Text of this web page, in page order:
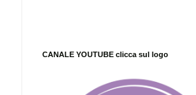
CANALE YOUTUBE clicca sul logo